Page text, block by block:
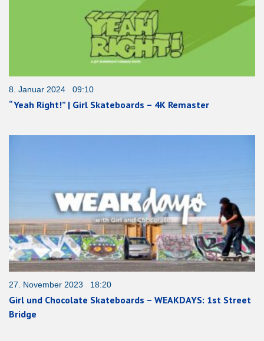
8. Januar 2024 09:10
“Yeah Right!” | Girl Skateboards – 4K Remaster
27. November 2023 18:20
Girl und Chocolate Skateboards – WEAKDAYS: 1st Street
Bridge